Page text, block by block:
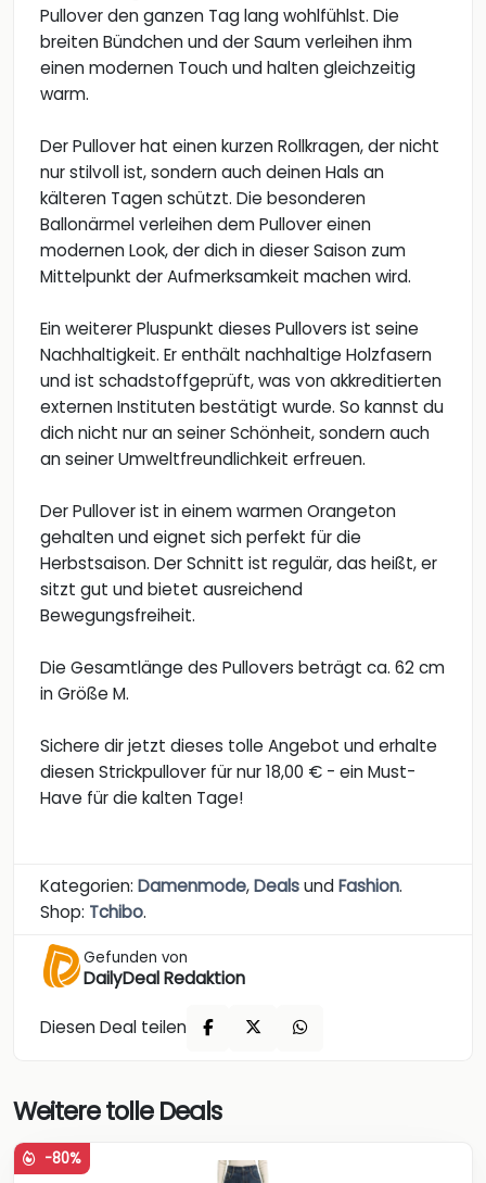
Pullover den ganzen Tag lang wohlfühlst. Die
breiten Bündchen und der Saum verleihen ihm
einen modernen Touch und halten gleichzeitig
warm.
Der Pullover hat einen kurzen Rollkragen, der nicht
nur stilvoll ist, sondern auch deinen Hals an
kälteren Tagen schützt. Die besonderen
Ballonärmel verleihen dem Pullover einen
modernen Look, der dich in dieser Saison zum
Mittelpunkt der Aufmerksamkeit machen wird.
Ein weiterer Pluspunkt dieses Pullovers ist seine
Nachhaltigkeit. Er enthält nachhaltige Holzfasern
und ist schadstoffgeprüft, was von akkreditierten
externen Instituten bestätigt wurde. So kannst du
dich nicht nur an seiner Schönheit, sondern auch
an seiner Umweltfreundlichkeit erfreuen.
Der Pullover ist in einem warmen Orangeton
gehalten und eignet sich perfekt für die
Herbstsaison. Der Schnitt ist regulär, das heißt, er
sitzt gut und bietet ausreichend
Bewegungsfreiheit.
Die Gesamtlänge des Pullovers beträgt ca. 62 cm
in Größe M.
Sichere dir jetzt dieses tolle Angebot und erhalte
diesen Strickpullover für nur 18,00 € - ein Must-
Have für die kalten Tage!
Kategorien: Damenmode,DealsundFashion.
Shop: Tchibo.
Gefunden von
DailyDeal Redaktion
Diesen Deal teilen
Weitere tolle Deals
-80%